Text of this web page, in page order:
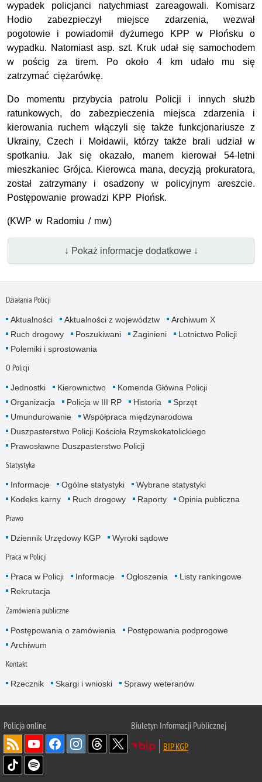
wypadek policjanci natychmiast zareagowali. Komisarz
Hodio zabezpieczył miejsce zdarzenia, wezwał
pogotowie i powiadomił dyżurnego KPP w Płońsku o
wypadku. Natomiast asp. szt. Kruk udał się samochodem
w pościg za tirem. Po około 4 km udało mu się
zatrzymać ciężarówkę.
Do momentu przybycia patrolu Policji i innych służb
ratunkowych, do zabezpieczenia miejsca zdarzenia i
kierowania ruchem włączyli się także funkcjonariusze z
Ukrainy, Czech i Mołdawii, którzy także brali udział w
spotkaniu. Jak się okazało, manem kierował 54-letni
mieszkaniec Grójca. Kierowca mana, decyzją prokuratora,
został zatrzymany i osadzony w policyjnym areszcie.
Postępowanie prowadzi KPP Płońsk.
(KWP w Radomiu / mw)
↓ Pokaż informacje dodatkowe ↓
Działania Policji
Aktualności Aktualności z województw
Archiwum X
Ruch drogowy
Poszukiwani Zaginieni
Lotnictwo Policji
Polemiki i sprostowania
O Policji
Jednostki Kierownictwo
Komenda Główna Policji
Organizacja
Policja w III RP Historia
Sprzęt
Umundurowanie
Współpraca międzynarodowa
Duszpasterstwo Policji Kościoła Rzymskokatolickiego
Prawosławne Duszpasterstwo Policji
Statystyka
Informacje Ogólne statystyki
Wybrane statystyki
Kodeks karny
Ruch drogowy Raporty Opinia publiczna
Prawo
Dziennik Urzędowy KGP Wyroki sądowe
Praca w Policji
Praca w Policji Informacje Ogłoszenia
Listy rankingowe
Rekrutacja
Zamówienia publiczne
Postępowania o zamówienia
Postępowania podprogowe
Archiwum
Kontakt
Rzecznik Skargi i wnioski Sprawy weteranów
Policjaonline
Biuletyn Informacji Publicznej
BIP KGP